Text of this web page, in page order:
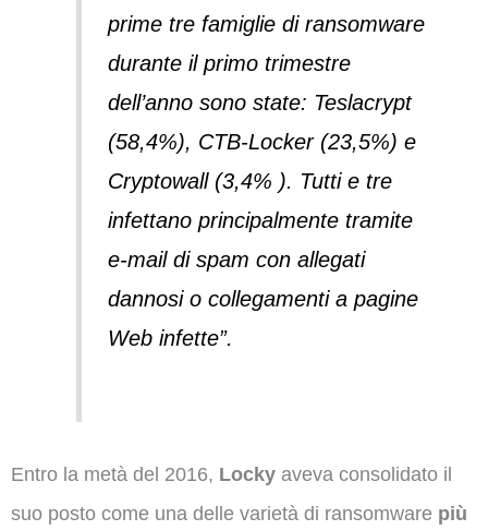
prime tre famiglie di ransomware
durante il primo trimestre
dell’anno sono state: Teslacrypt
(58,4%), CTB-Locker (23,5%) e
Cryptowall (3,4% ). Tutti e tre
infettano principalmente tramite
e-mail di spam con allegati
dannosi o collegamenti a pagine
Web infette”.
Entro la metà del 2016, Locky aveva consolidato il
suo posto come una delle varietà di ransomware più